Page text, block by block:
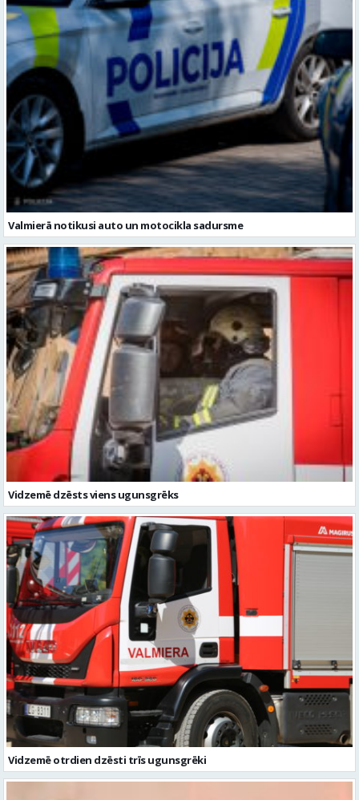
Valmierā notikusi auto un motocikla sadursme
Vidzemē dzēsts viens ugunsgrēks
Vidzemē otrdien dzēsti trīs ugunsgrēki